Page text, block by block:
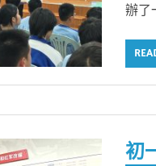
辦了
初